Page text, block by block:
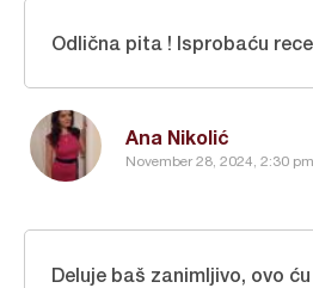
Ana Nikolić
November 28, 2024, 2:30 pm
Odlična pita ! Isprobaću
Deluje baš zanimljivo, ovo